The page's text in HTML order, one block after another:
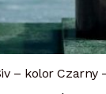
– kolor Czarny